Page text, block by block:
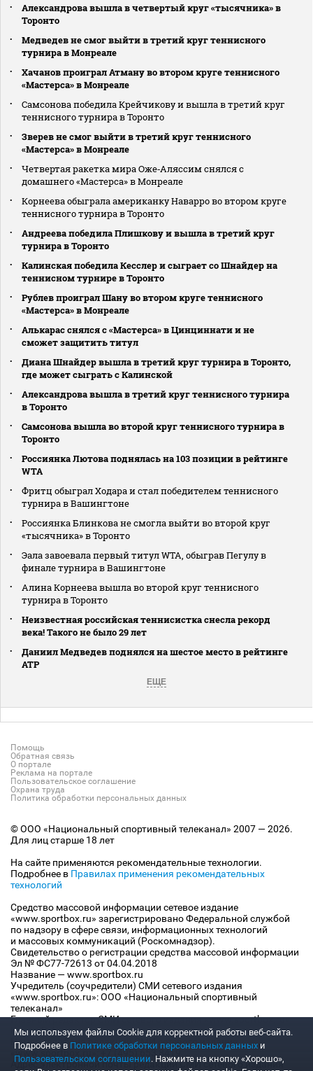
Александрова вышла в четвертый круг «тысячника» в
Торонто
Медведев не смог выйти в третий круг теннисного
турнира в Монреале
Хачанов проиграл Атману во втором круге теннисного
«Мастерса» в Монреале
Самсонова победила Крейчикову и вышла в третий круг
теннисного турнира в Торонто
Зверев не смог выйти в третий круг теннисного
«Мастерса» в Монреале
Четвертая ракетка мира Оже‑Аляссим снялся с
домашнего «Мастерса» в Монреале
Корнеева обыграла американку Наварро во втором круге
теннисного турнира в Торонто
Андреева победила Плишкову и вышла в третий круг
турнира в Торонто
Калинская победила Кесслер и сыграет со Шнайдер на
теннисном турнире в Торонто
Рублев проиграл Шану во втором круге теннисного
«Мастерса» в Монреале
Алькарас снялся с «Мастерса» в Цинциннати и не
сможет защитить титул
Диана Шнайдер вышла в третий круг турнира в Торонто,
где может сыграть с Калинской
Александрова вышла в третий круг теннисного турнира
в Торонто
Самсонова вышла во второй круг теннисного турнира в
Торонто
Россиянка Лютова поднялась на 103 позиции в рейтинге
WTA
Фритц обыграл Ходара и стал победителем теннисного
турнира в Вашингтоне
Россиянка Блинкова не смогла выйти во второй круг
«тысячника» в Торонто
Эала завоевала первый титул WTA, обыграв Пегулу в
финале турнира в Вашингтоне
Алина Корнеева вышла во второй круг теннисного
турнира в Торонто
Неизвестная российская теннисистка снесла рекорд
века! Такого не было 29 лет
Даниил Медведев поднялся на шестое место в рейтинге
АТР
ЕЩЕ
Помощь
Обратная связь
О портале
Реклама на портале
Пользовательское соглашение
Охрана труда
Политика обработки персональных данных
© ООО «Национальный спортивный телеканал» 2007 — 2026.
Для лиц старше 18 лет
На сайте применяются рекомендательные технологии.
Подробнее в Правилах применения рекомендательных
технологий
Средство массовой информации сетевое издание
«www.sportbox.ru» зарегистрировано Федеральной службой
по надзору в сфере связи, информационных технологий
и массовых коммуникаций (Роскомнадзор).
Свидетельство о регистрации средства массовой информации
Эл № ФС77-72613 от 04.04.2018
Название — www.sportbox.ru
Учредитель (соучредители) СМИ сетевого издания
«www.sportbox.ru»: ООО «Национальный спортивный
телеканал»
Главный редактор СМИ сетевого издания «www.sportbox.ru»:
Конов В.А.
Номер телефона редакции СМИ сетевого издания
«www.sportbox.ru»: +7 (495) 653 8419
Адрес электронной почты редакции СМИ сетевого издания
Мы используем файлы Сookie для корректной работы веб-сайта.
Подробнее в Политике обработки персональных данных и
Пользовательском соглашении. Нажмите на кнопку «Хорошо»,